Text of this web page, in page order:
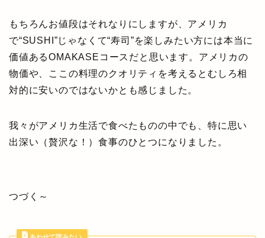
もちろんお値段はそれなりにしますが、アメリカ
で“SUSHI”じゃなくて“寿司”を楽しみたい方には本当に
価値あるOMAKASEコースだと思います。アメリカの
物価や、ここの料理のクオリティを考えるとむしろ相
対的に安いのではないかとも感じました。
我々がアメリカ生活で食べたものの中でも、特に思い
出深い（贅沢な！）食事のひとつになりました。
つづく～